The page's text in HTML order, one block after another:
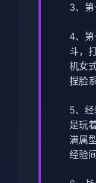
3、
4、
斗，
机女
捏脸
5、
是玩
满属
经验